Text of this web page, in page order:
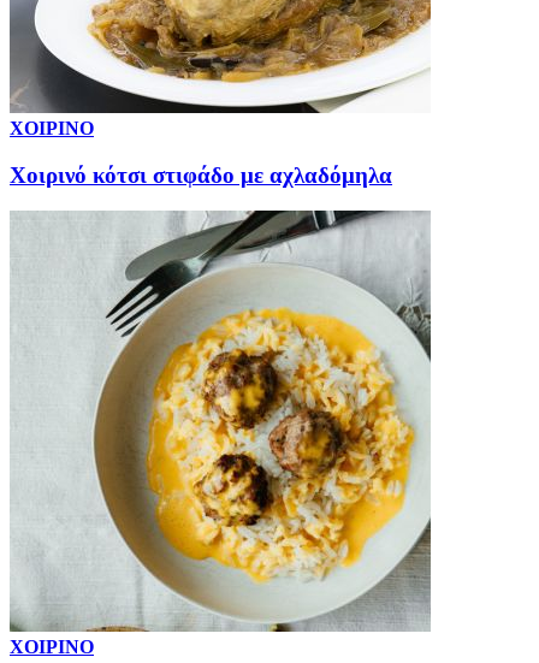
ΧΟΙΡΙΝΟ
Χοιρινό κότσι στιφάδο με αχλαδόμηλα
ΧΟΙΡΙΝΟ